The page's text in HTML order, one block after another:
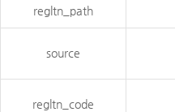
regltn_path
source
regltn_code